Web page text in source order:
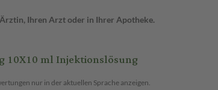
Ihren Arzt oder in Ihrer Apotheke.
10X10 ml Injektionslösung
nur in der aktuellen Sprache anzeigen.